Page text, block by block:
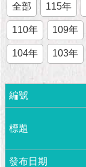
隊
市
政
公
施
政
願
景
及
全部 115年
110年 109年
104年 103年